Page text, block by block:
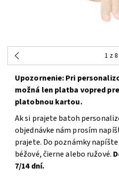
1 z 8
Upozornenie: Pri
možná len platba vopred
platobnou kartou.
Ak si prajete batoh
objednávke nám prosím
prajete. Do poznámky
béžové, čierne alebo ružové.
7/14 dní.